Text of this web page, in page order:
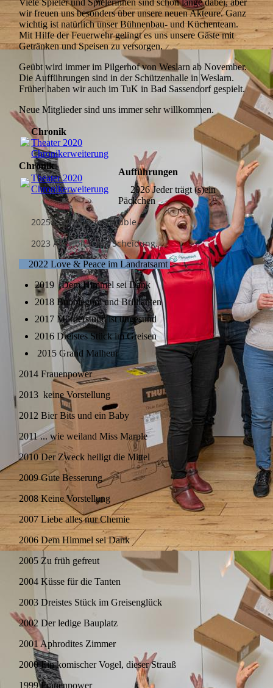
Viele Spieler und Spielerinnen sind schon lange dabei, aber
wir freuen uns besonders über unsere neuen Akteure. Ganz
wichtig ist natürlich unser Bühnenbau- und Küchenteam.
Mit Hilfe der Feuerwehr gelingt es uns unsere Gäste mit
Getränken und Speisen zu versorgen.
Geübt wird immer im Pilgerhof von Weslarn ab November.
Die Aufführungen sind in der Schützenhalle in Weslarn.
Früher haben wir auch im TuK in Bad Sassendorf gespielt.
Neue Mitglieder sind uns immer sehr willkommen.
Chronik
Theater 2020
Chronikerweiterung.docx
(112.15KB)
Chronik
Theater 2020
Chronikerweiterung.docx
(112.15KB)
Aufführungen
2026 Jeder trägt (s)ein
Päckchen
2025 Kaufhaus in Trouble
2023 Aber bitte mit Scheidung.
2022 Love & Peace im Landratsamt
2019 Dem Himmel sei Dank
2018 Bubblegum und Brillianten
2017 Mörderstund ist ungesund
2016 Dreistes Stück im Greisen
2015 Grand Malheur
2014 Frauenpower
2013 keine Vorstellung
2012 Bier Bits und ein Baby
2011 ... wie weiland Miss Marple
2010 Der Zweck heiligt die Mittel
2009 Gute Besserung
2008 Keine Vorstellung
2007 Liebe alles nur Chemie
2006 Dem Himmel sei Dank
2005 Zu früh gefreut
2004 Küsse für die Tanten
2003 Dreistes Stück im Greisenglück
2002 Der ledige Bauplatz
2001 Aphrodites Zimmer
2000 Ein komischer Vogel, dieser Strauß
1999 Frauenpower